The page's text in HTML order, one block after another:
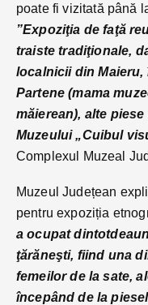
poate fi vizitată până
”Expoziţia de faţă
traiste tradiţionale,
localnicii din Maieru,
Partene (mama
măierean), alte
Muzeului „Cuibul
Complexul Muzeal
Muzeul Județean
pentru expoziția
a ocupat
ţărăneşti, fiind una
femeilor de la sate,
începând de la